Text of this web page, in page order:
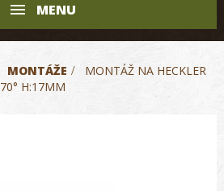
MENU
MONTÁŽE >
MONTÁŽ NA HECKLER
H:17MM